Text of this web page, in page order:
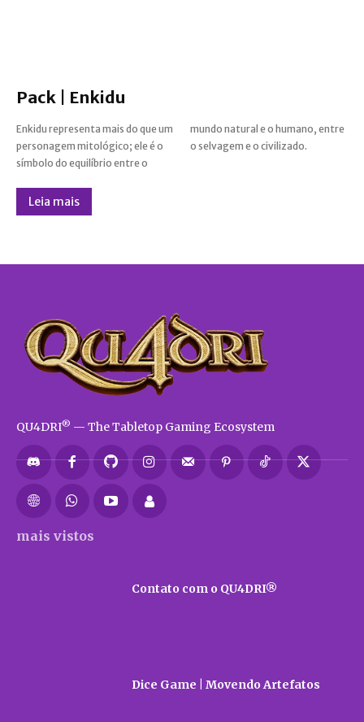
Pack | Enkidu
Enkidu representa mais do que um
personagem mitológico; ele é o
símbolo do equilíbrio entre o
mundo natural e o humano, entre
o selvagem e o civilizado.
Leia mais
QU4DRI® — The Tabletop Gaming Ecosystem
mais vistos
Contato com o QU4DRI®
Dice Game | Movendo Artefatos